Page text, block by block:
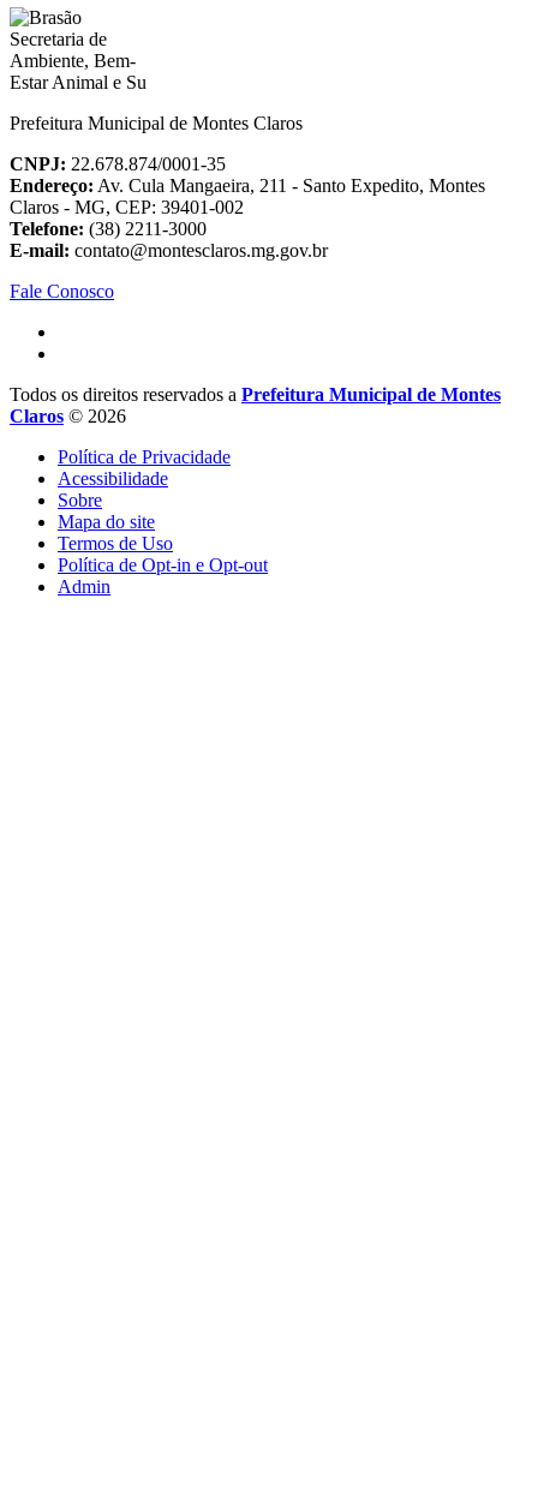
Prefeitura Municipal de Montes Claros
CNPJ: 22.678.874/0001-35
Endereço: Av. Cula Mangaeira, 211 - Santo Expedito, Montes
Claros - MG, CEP: 39401-002
Telefone: (38) 2211-3000
E-mail: contato@montesclaros.mg.gov.br
Fale Conosco
Todos os direitos reservados a Prefeitura Municipal de Montes
Claros © 2026
Política de Privacidade
Acessibilidade
Sobre
Mapa do site
Termos de Uso
Política de Opt-in e Opt-out
Admin